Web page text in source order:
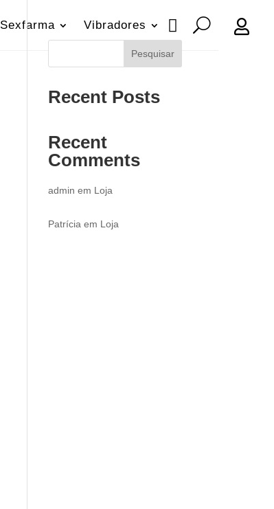
Sexfarma Vibradores 
Pesquisar
Recent Posts
Recent
Comments
admin em Loja
Patrícia em Loja